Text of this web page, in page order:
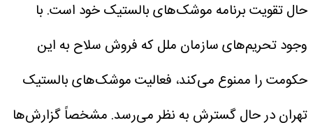
حال تقویت برنامه موشک‌های بالستیک خود است. با
وجود تحریم‌های سازمان ملل که فروش سلاح به این
حکومت را ممنوع می‌کند، فعالیت موشک‌های بالستیک
تهران در حال گسترش به نظر می‌رسد. مشخصاً گزارش‌ها